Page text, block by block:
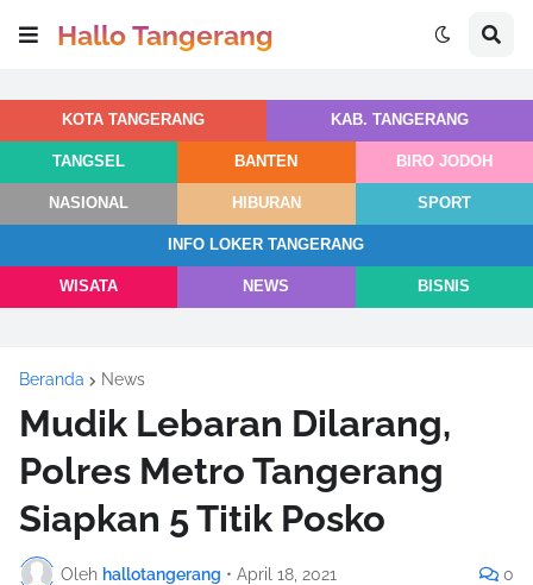
Hallo Tangerang
KOTA TANGERANG KAB. TANGERANG
TANGSEL BANTEN BIRO JODOH
NASIONAL HIBURAN SPORT
INFO LOKER TANGERANG
WISATA NEWS BISNIS
Beranda News
Mudik Lebaran Dilarang,
Polres Metro Tangerang
Siapkan 5 Titik Posko
Oleh hallotangerang • April 18, 2021 0